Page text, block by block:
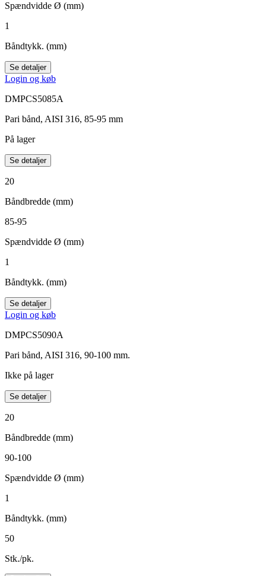
Spændvidde Ø (mm)
1
Båndtykk. (mm)
Se detaljer
Login og køb
DMPCS5085A
Pari bånd, AISI 316, 85-95 mm
På lager
Se detaljer
20
Båndbredde (mm)
85-95
Spændvidde Ø (mm)
1
Båndtykk. (mm)
Se detaljer
Login og køb
DMPCS5090A
Pari bånd, AISI 316, 90-100 mm.
Ikke på lager
Se detaljer
20
Båndbredde (mm)
90-100
Spændvidde Ø (mm)
1
Båndtykk. (mm)
50
Stk./pk.